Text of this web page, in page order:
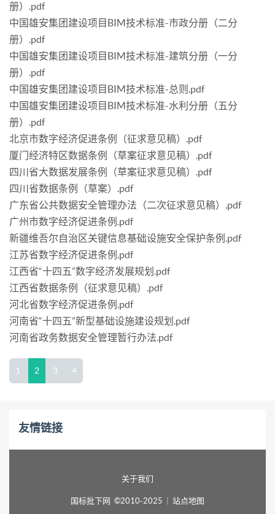
册）.pdf
中国雄安集团建设项目BIM技术标准-市政分册（二分
册）.pdf
中国雄安集团建设项目BIM技术标准-建筑分册（一分
册）.pdf
中国雄安集团建设项目BIM技术标准-总则.pdf
中国雄安集团建设项目BIM技术标准-水利分册（五分
册）.pdf
北京市数字经济促进条例（征求意见稿）.pdf
厦门经济特区数据条例（草案征求意见稿）.pdf
四川省大数据发展条例（草案征求意见稿）.pdf
四川省数据条例（草案）.pdf
广东省公共数据安全管理办法（二次征求意见稿）.pdf
广州市数字经济促进条例.pdf
新疆维吾尔自治区关键信息基础设施安全保护条例.pdf
江苏省数字经济促进条例.pdf
江西省“十四五”数字经济发展规划.pdf
江西省数据条例（征求意见稿）.pdf
河北省数字经济促进条例.pdf
河南省“十四五”新型基础设施建设规划.pdf
河南省政务数据安全管理暂行办法.pdf
1 2 3 4
友情链接
关于我们
国标批下网 ©2010-2025 站点地图